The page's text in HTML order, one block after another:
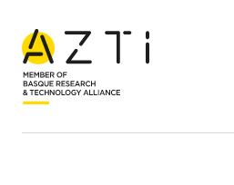
Inicio Acerca de AZTI